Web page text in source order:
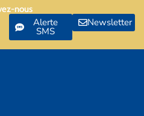
nous
Alerte
SMS
Newsletter